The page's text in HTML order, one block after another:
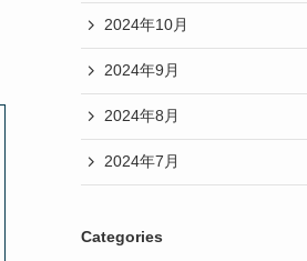
2024年10月
2024年9月
2024年8月
2024年7月
Categories